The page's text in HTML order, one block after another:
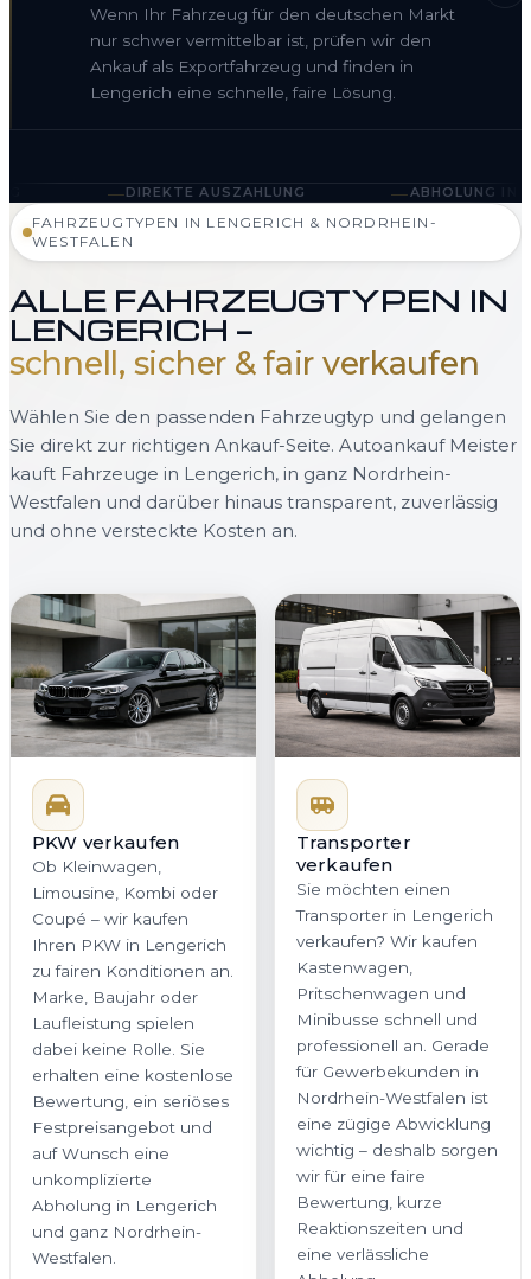
Wenn Ihr Fahrzeug für den deutschen Markt
nur schwer vermittelbar ist, prüfen wir den
Ankauf als Exportfahrzeug und finden in
Lengerich eine schnelle, faire Lösung.
AUSZAHLUNG —ABHOLUNG IN LENGERICH UND
FAHRZEUGTYPEN IN LENGERICH & NORDRHEIN-
WESTFALEN
ALLE FAHRZEUGTYPEN IN
LENGERICH —
schnell, sicher & fair verkaufen
Wählen Sie den passenden Fahrzeugtyp und gelangen
Sie direkt zur richtigen Ankauf-Seite. Autoankauf Meister
kauft Fahrzeuge in Lengerich, in ganz Nordrhein-
Westfalen und darüber hinaus transparent, zuverlässig
und ohne versteckte Kosten an.
PKW verkaufen
Ob Kleinwagen,
Limousine, Kombi oder
Coupé – wir kaufen
Ihren PKW in Lengerich
zu fairen Konditionen an.
Marke, Baujahr oder
Laufleistung spielen
dabei keine Rolle. Sie
erhalten eine kostenlose
Bewertung, ein seriöses
Festpreisangebot und
auf Wunsch eine
unkomplizierte
Abholung in Lengerich
und ganz Nordrhein-
Westfalen.
Transporter
verkaufen
Sie möchten einen
Transporter in Lengerich
verkaufen? Wir kaufen
Kastenwagen,
Pritschenwagen und
Minibusse schnell und
professionell an. Gerade
für Gewerbekunden in
Nordrhein-Westfalen ist
eine zügige Abwicklung
wichtig – deshalb sorgen
wir für eine faire
Bewertung, kurze
Reaktionszeiten und
eine verlässliche